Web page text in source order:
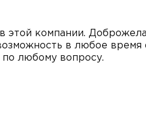
этой компании.
в любое
по любому вопросу.